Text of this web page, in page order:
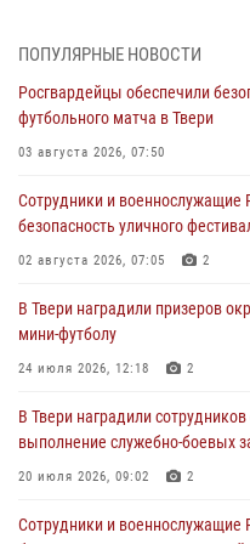
31 июля 2026, 05:42 4
Росгвардейцы в Твери приняли
Дню Крещения Руси
28 июля 2026, 11:30
Сотрудники вневедомственной
пресекли 20 правонарушений
27 июля 2026, 08:29
В Твери наградили призеров
мини-футболу
24 июля 2026, 12:18 2
Росгвардейцы оказали помощь
22 июля 2026, 08:35
ПОПУЛЯРНЫЕ НОВОСТИ
Росгвардейцы обеспечили
футбольного матча в Твери
03 августа 2026, 07:50
Сотрудники и военнослужащие
безопасность уличного
02 августа 2026, 07:05 2
В Твери наградили призеров
мини-футболу
24 июля 2026, 12:18 2
В Твери наградили
выполнение служебно-боевых
20 июля 2026, 09:02 2
Сотрудники и военнослужащие